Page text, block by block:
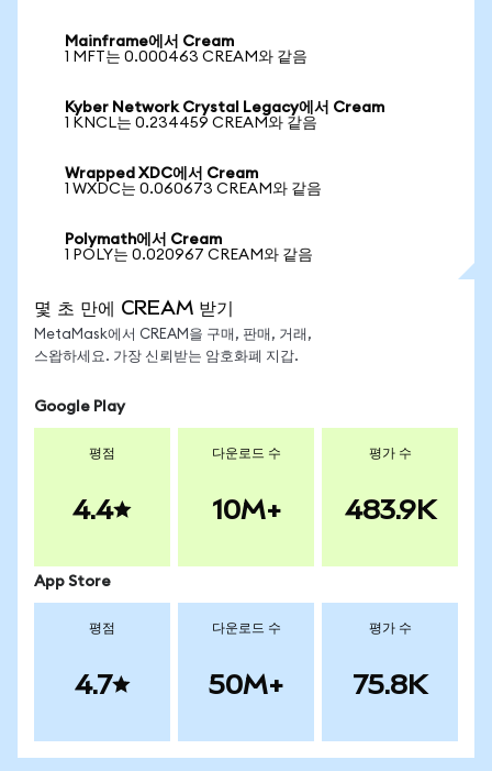
Mainframe에서 Cream
1 MFT는 0.000463 CREAM와 같음
Kyber Network Crystal Legacy에서 Cream
1 KNCL는 0.234459 CREAM와 같음
Wrapped XDC에서 Cream
1 WXDC는 0.060673 CREAM와 같음
Polymath에서 Cream
1 POLY는 0.020967 CREAM와 같음
몇 초 만에 CREAM 받기
MetaMask에서 CREAM을 구매, 판매, 거래,
스왑하세요. 가장 신뢰받는 암호화폐 지갑.
Google Play
평점
4.4
다운로드 수
10M+
평가 수
483.9K
App Store
평점
4.7
다운로드 수
50M+
평가 수
75.8K